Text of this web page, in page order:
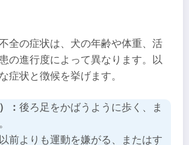
全の症状は、犬の年齢や体重、活
の進行度によって異なります。以
症状と徴候を挙げます。
： 後ろ足をかばうように歩く、ま
以前よりも運動を嫌がる、またはす